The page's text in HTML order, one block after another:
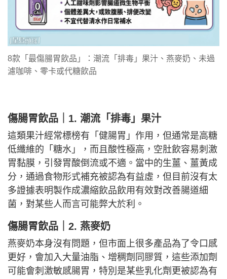
8款「最傷腸胃飲品」：潮流「排毒」果汁、燕麥奶、未過
濾咖啡、零卡或代糖飲品
傷腸胃飲品｜1. 潮流「排毒」果汁
這類果汁經常標榜有「健腸胃」作用，但通常是高糖
低纖維的「糖水」，而且酸性極高，空肚飲容易刺激
胃黏膜，引發胃酸倒流或不適。當中的生薑、薑黃成
分，通過食物形式補充被認為有益虛，但目前沒有太
多證據表明製作成濃縮飲品飲用有效對改善腸道細
菌，對某些人而言可能弊大於利。
傷腸胃飲品｜2. 燕麥奶
燕麥奶本身沒有問題，但市面上很多產品為了令口感
更好，會加入大量油脂、增稠劑同膠質，這些添加劑
可能會刺激敏感腸胃，特別是某些乳化劑更被認為有